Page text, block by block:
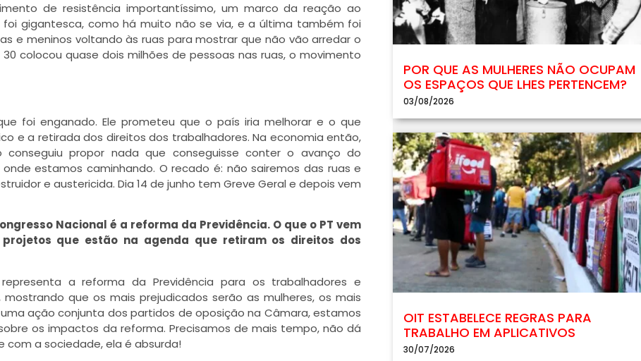
de resistência importantíssimo, um marco da reação ao
foi gigantesca, como há muito não se via, e a última também foi
e meninos voltando às ruas para mostrar que não vão arredar o
colocou quase dois milhões de pessoas nas ruas, o movimento
foi enganado. Ele prometeu que o país iria melhorar e o que
e a retirada dos direitos dos trabalhadores. Na economia então,
propor nada que conseguisse conter o avanço do
estamos caminhando. O recado é: não sairemos das ruas e
e austericida. Dia 14 de junho tem Greve Geral e depois vem
Nacional é a reforma da Previdência. O que o PT vem
que estão na agenda que retiram os direitos dos
a reforma da Previdência para os trabalhadores e
que os mais prejudicados serão as mulheres, os mais
ação conjunta dos partidos de oposição na Câmara, estamos
os impactos da reforma. Precisamos de mais tempo, não dá
a sociedade, ela é absurda!
POR QUE AS MULHERES NÃO OCUPAM
OS ESPAÇOS QUE LHES PERTENCEM?
03/08/2026
OIT ESTABELECE REGRAS PARA
TRABALHO EM APLICATIVOS
30/07/2026